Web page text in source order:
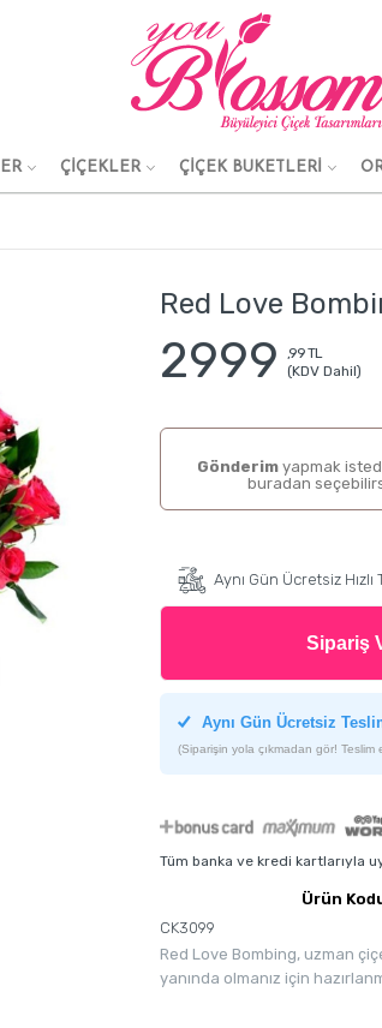
ÇİÇEKLER ÇİÇEK BUKETLERİ
Red Love
2999
,99 TL
(KDV Dahil)
Gönderim yapmak
buradan
Aynı Gün Ücretsiz Hızlı
Sipariş
Aynı Gün Ücretsiz
(Siparişin yola çıkmadan gör! Teslim
Tüm banka ve kredi kartlarıyla
Ürün
CK3099
Red Love Bombing, uzman
yanında olmanız için